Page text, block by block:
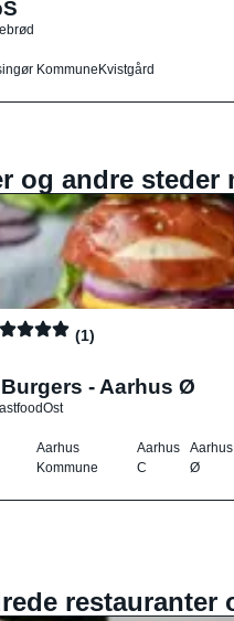
KommuneKvistgård
og andre steder
(1)
- Aarhus Ø
Ost
Aarhus
Kommune
Aarhus
C
Aarhus
Ø
restauranter